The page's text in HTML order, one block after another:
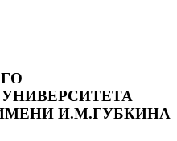
И.М.ГУБКИНА